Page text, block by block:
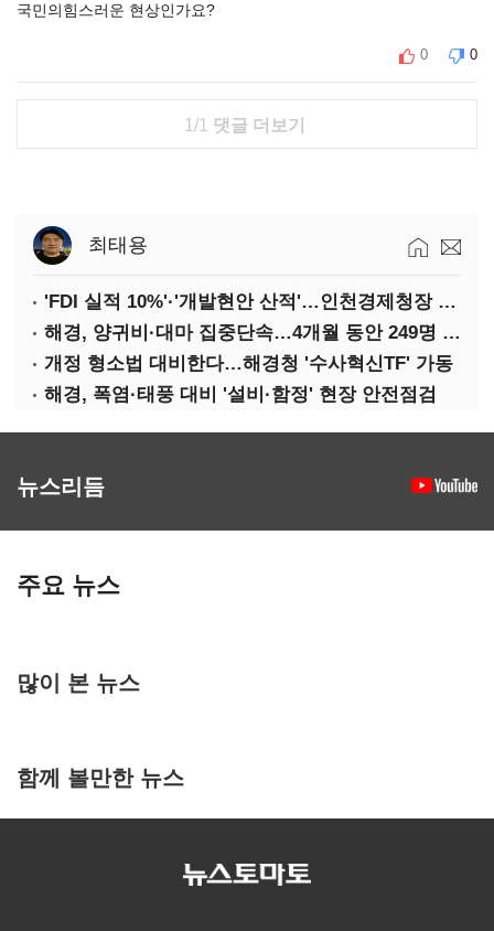
국민의힘스러운 현상인가요?
0 0
1/1 댓글 더보기
최태용
'FDI 실적 10%'·'개발현안 산적'…인천경제청장 구원투수 찾기
해경, 양귀비·대마 집중단속…4개월 동안 249명 검거
개정 형소법 대비한다…해경청 '수사혁신TF' 가동
해경, 폭염·태풍 대비 '설비·함정' 현장 안전점검
뉴스리듬
주요 뉴스
많이 본 뉴스
함께 볼만한 뉴스